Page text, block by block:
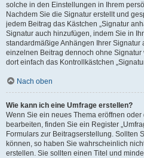
solche in den Einstellungen in Ihrem
Nachdem Sie die Signatur erstellt und
jedem Beitrag das Kästchen „Signatur
Signatur auch hinzufügen, indem Sie in
standardmäßige Anhängen Ihrer Signatur
einzelnen Beitrag dennoch ohne
dort einfach das Kontrollkästchen
Nach oben
Wie kann ich eine Umfrage erstellen?
Wenn Sie ein neues Thema eröffnen
bearbeiten, finden Sie ein Register
Formulars zur Beitragserstellung. Sollten
können, so haben Sie wahrscheinlich
erstellen. Sie sollten einen Titel und